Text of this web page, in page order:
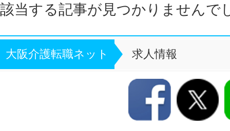
該当する記事が見つかりませんで
大阪介護転職ネット 求人情報